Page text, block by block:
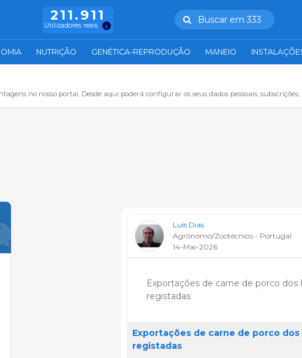
211.911
Utilizadores reais
Buscar em 333
NUTRIÇÃO GENÉTICA-REPRODUÇÃO MANEIO
no nosso portal. Desde aqui poderá configurar os seus dados pessoais,
Luís Dias
Agrónomo/Zootécnico - Portugal
14-Mai-2026
Exportações de carne de porco
registadas
Exportações de carne de porco
registadas